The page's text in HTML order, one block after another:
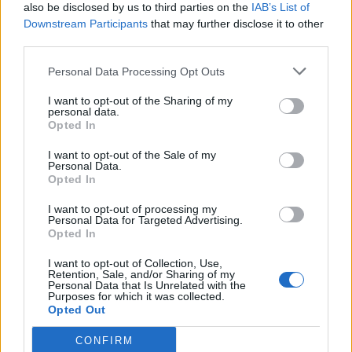
also be disclosed by us to third parties on the IAB’s List of
Downstream Participants that may further disclose it to other
Personal Data Processing Opt Outs
I want to opt-out of the Sharing of my
personal data.
Opted In
I want to opt-out of the Sale of my
Personal Data.
Opted In
I want to opt-out of processing my
Personal Data for Targeted Advertising.
Opted In
I want to opt-out of Collection, Use,
Retention, Sale, and/or Sharing of my
Personal Data that Is Unrelated with the
Purposes for which it was collected.
Opted Out
CONFIRM
τεμαχίων βάση της συμφωνίας με την Λιβύη για
Αντίθετη η αντιπολίτευση στην
“επιχείρηση Λιβύη”
Παρά την αντίθεση της αξιωματικής
αντιπολίτευσης που λέει ότι η αποστολή στρατού
στην Λιβύη θα αποξενώσει την Τουρκία από το
υπόλοιπο μισό του λαού της Λιβύης που
συντάσσεται με τον Χαφτάρ, αναμένεται μετά τη
συζήτηση στην Βουλή να περάσει η εντολή,
τουλάχιστον με τις ψήφους του Κόμματος
Δικαιοσύνης και Ανάπτυξης, καθώς και του
Εθνικιστικού Κινήματος του κ. Μπαχτσελί.
Το ερώτημα που μένει είναι πότε και υπό ποίες